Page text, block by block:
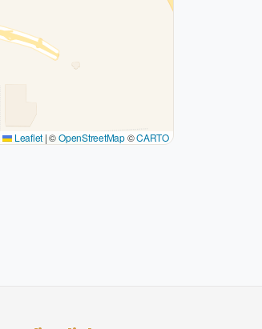
Leaflet |©OpenStreetMap©CARTO